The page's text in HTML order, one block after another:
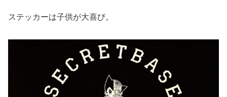
ステッカーは子供が大喜び。